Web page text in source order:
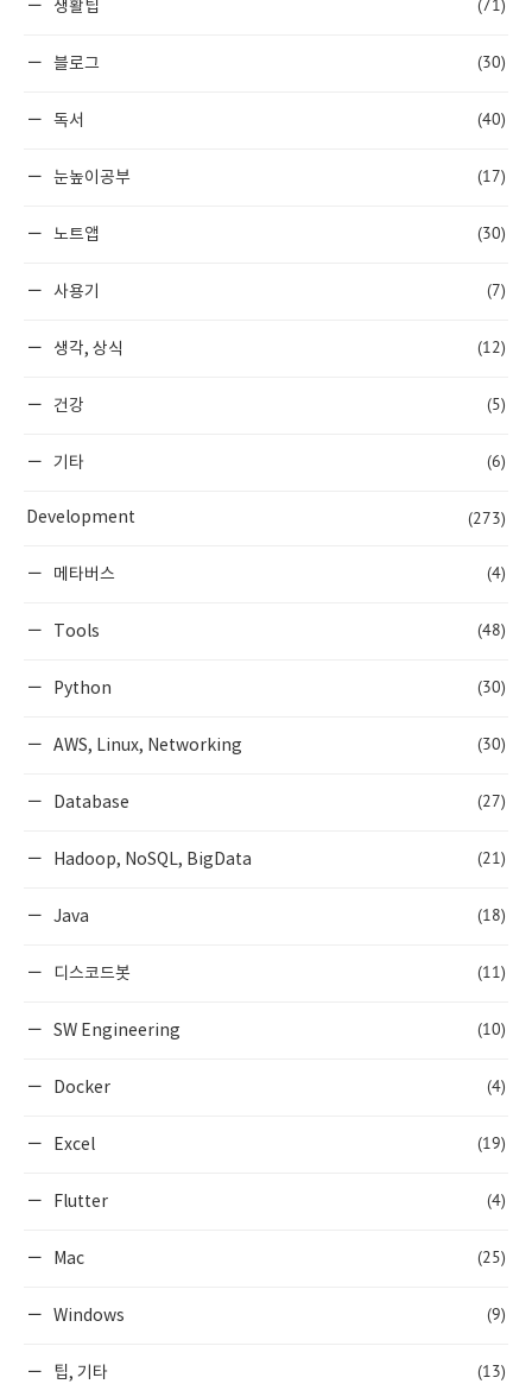
생활팁
블로그 (30)
독서 (40)
눈높이공부 (17)
노트앱 (30)
사용기 (7)
생각, 상식 (12)
건강 (5)
기타 (6)
Development (273)
메타버스 (4)
Tools (48)
Python (30)
AWS, Linux, Networking (30)
Database (27)
Hadoop, NoSQL, BigData (21)
Java (18)
디스코드봇 (11)
SW Engineering (10)
Docker (4)
Excel (19)
Flutter (4)
Mac (25)
Windows (9)
팁, 기타 (13)